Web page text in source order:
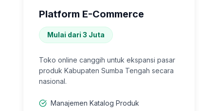
Platform E-Commerce
Mulai dari 3 Juta
Toko online canggih untuk ekspansi pasar
produk Kabupaten Sumba Tengah secara
nasional.
Manajemen Katalog Produk